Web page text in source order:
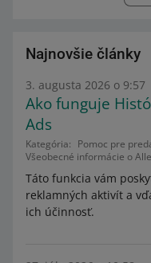
Najnovšie články
3. augusta 2026 o 9:57
Ako funguje
Ads
Kategória: Pomoc pre
Všeobecné informácie o
Táto funkcia vám
reklamných aktivít a
ich účinnosť.